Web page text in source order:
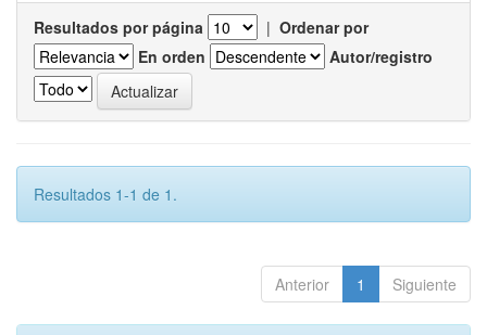
Resultados por página | Ordenar por
En orden
Autor/registro
Resultados 1-1 de 1.
Anterior 1 Siguiente